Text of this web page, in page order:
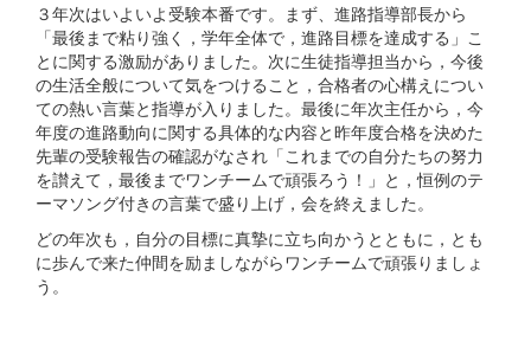
３年次はいよいよ受験本番です。まず、進路指導部長から
「最後まで粘り強く，学年全体で，進路目標を達成する」こ
とに関する激励がありました。次に生徒指導担当から，今後
の生活全般について気をつけること，合格者の心構えについ
ての熱い言葉と指導が入りました。最後に年次主任から，今
年度の進路動向に関する具体的な内容と昨年度合格を決めた
先輩の受験報告の確認がなされ「これまでの自分たちの努力
を讃えて，最後までワンチームで頑張ろう！」と，恒例のテ
ーマソング付きの言葉で盛り上げ，会を終えました。
どの年次も，自分の目標に真摯に立ち向かうとともに，とも
に歩んで来た仲間を励ましながらワンチームで頑張りましょ
う。